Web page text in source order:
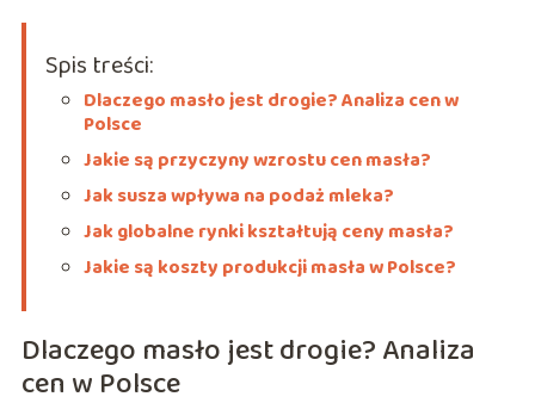
Spis treści:
Dlaczego masło jest drogie? Analiza cen w
Polsce
Jakie są przyczyny wzrostu cen masła?
Jak susza wpływa na podaż mleka?
Jak globalne rynki kształtują ceny masła?
Jakie są koszty produkcji masła w Polsce?
Dlaczego masło jest drogie? Analiza
cen w Polsce